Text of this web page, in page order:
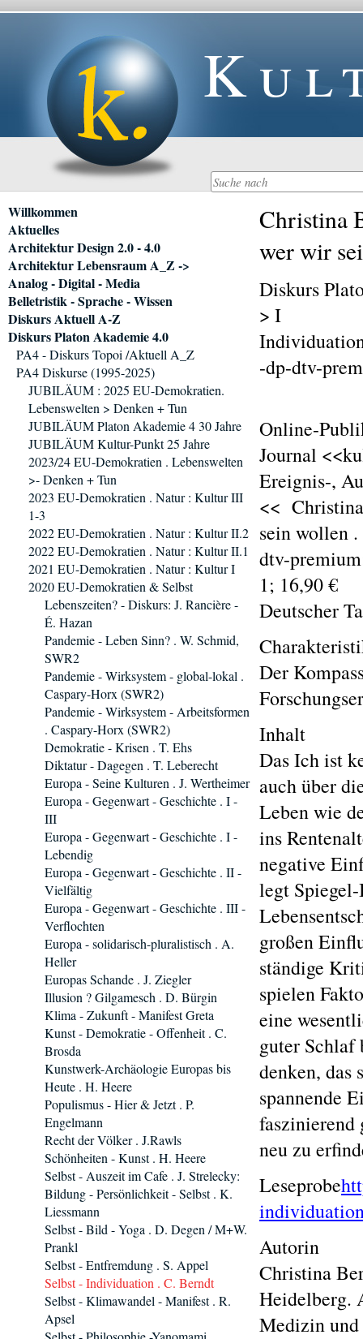
Christina
wer wir
Diskurs
> I
-dp-dtv-
Online-
Journal
Ereignis-,
<<
sein wollen
dtv-
1; 16,90 €
Deutscher
Der
Inhalt
Das Ich ist
auch über
Leben wie
ins
negative
legt
großen
ständige
spielen
eine
guter Schlaf
denken,
spannende
neu zu
Leseprobe
Autorin
Christina
Heidelberg.
Medizin und
Navigation
überspringen
Willkommen
Aktuelles
Architektur Design 2.0 - 4.0
Architektur Lebensraum A_Z ->
Analog - Digital - Media
Belletristik - Sprache - Wissen
Diskurs Aktuell A-Z
Diskurs Platon Akademie 4.0
PA4 - Diskurs Topoi /Aktuell A_Z
PA4 Diskurse (1995-2025)
JUBILÄUM : 2025 EU-Demokratien.
Lebenswelten > Denken + Tun
JUBILÄUM Platon Akademie 4 30 Jahre
JUBILÄUM Kultur-Punkt 25 Jahre
2023/24 EU-Demokratien . Lebenswelten
>- Denken + Tun
2023 EU-Demokratien . Natur : Kultur III
1-3
2022 EU-Demokratien . Natur : Kultur II.2
2022 EU-Demokratien . Natur : Kultur II.1
2021 EU-Demokratien . Natur : Kultur I
2020 EU-Demokratien & Selbst
Lebenszeiten? - Diskurs: J. Rancière -
É. Hazan
Pandemie - Leben Sinn? . W. Schmid,
SWR2
Pandemie - Wirksystem - global-lokal .
Caspary-Horx (SWR2)
Pandemie - Wirksystem - Arbeitsformen
. Caspary-Horx (SWR2)
Demokratie - Krisen . T. Ehs
Diktatur - Dagegen . T. Leberecht
Europa - Seine Kulturen . J. Wertheimer
Europa - Gegenwart - Geschichte . I -
III
Europa - Gegenwart - Geschichte . I -
Lebendig
Europa - Gegenwart - Geschichte . II -
Vielfältig
Europa - Gegenwart - Geschichte . III -
Verflochten
Europa - solidarisch-pluralistisch . A.
Heller
Europas Schande . J. Ziegler
Illusion ? Gilgamesch . D. Bürgin
Klima - Zukunft - Manifest Greta
Kunst - Demokratie - Offenheit . C.
Brosda
Kunstwerk-Archäologie Europas bis
Heute . H. Heere
Populismus - Hier & Jetzt . P.
Engelmann
Recht der Völker . J.Rawls
Schönheiten - Kunst . H. Heere
Selbst - Auszeit im Cafe . J. Strelecky:
Bildung - Persönlichkeit - Selbst . K.
Liessmann
Selbst - Bild - Yoga . D. Degen / M+W.
Prankl
Selbst - Entfremdung . S. Appel
Selbst - Individuation . C. Berndt
Selbst - Klimawandel - Manifest . R.
Apsel